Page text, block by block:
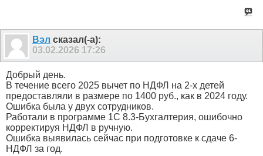
Вэл сказал(-а):
03.02.2026 17:26
Добрый день.
В течение всего 2025 вычет по НДФЛ на 2-х детей
предоставляли в размере по 1400 руб., как в 2024 году.
Ошибка была у двух сотрудников.
Работали в программе 1С 8.3-Бухгалтерия, ошибочно
корректируя НДФЛ в ручную.
Ошибка выявилась сейчас при подготовке к сдаче 6-
НДФЛ за год.